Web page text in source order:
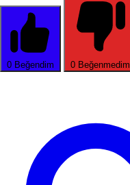
0 Beğendim 0 Beğenmedim